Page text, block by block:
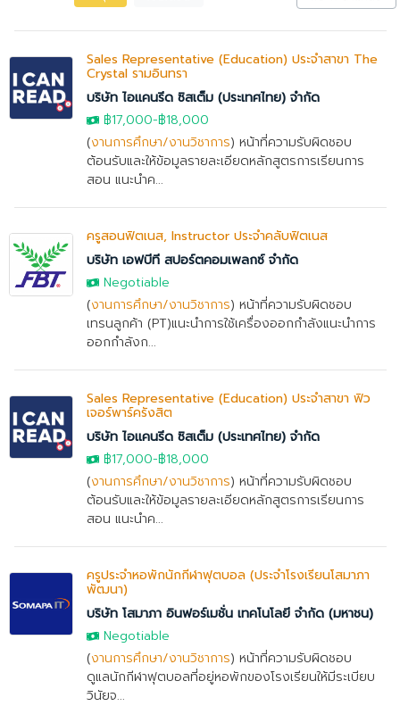
Sales Representative (Education) ประจำสาขา The
Crystal รามอินทรา
บริษัท ไอแคนรีด ซิสเต็ม (ประเทศไทย) จำกัด
฿17,000-฿18,000
(งานการศึกษา/งานวิชาการ) หน้าที่ความรับผิดชอบ
ต้อนรับและให้ข้อมูลรายละเอียดหลักสูตรการเรียนการ
สอน แนะนำค...
ครูสอนฟิตเนส, Instructor ประจำคลับฟิตเนส
บริษัท เอฟบีที สปอร์ตคอมเพลกซ์ จำกัด
Negotiable
(งานการศึกษา/งานวิชาการ) หน้าที่ความรับผิดชอบ
เทรนลูกค้า (PT)แนะนำการใช้เครื่องออกกำลังแนะนำการ
ออกกำลังก...
Sales Representative (Education) ประจำสาขา ฟิว
เจอร์พาร์ครังสิต
บริษัท ไอแคนรีด ซิสเต็ม (ประเทศไทย) จำกัด
฿17,000-฿18,000
(งานการศึกษา/งานวิชาการ) หน้าที่ความรับผิดชอบ
ต้อนรับและให้ข้อมูลรายละเอียดหลักสูตรการเรียนการ
สอน แนะนำค...
ครูประจำหอพักนักกีฬาฟุตบอล (ประจำโรงเรียนโสมาภา
พัฒนา)
บริษัท โสมาภา อินฟอร์เมชั่น เทคโนโลยี จำกัด (มหาชน)
Negotiable
(งานการศึกษา/งานวิชาการ) หน้าที่ความรับผิดชอบ
ดูแลนักกีฬาฟุตบอลที่อยู่หอพักของโรงเรียนให้มีระเบียบ
วินัยจ...